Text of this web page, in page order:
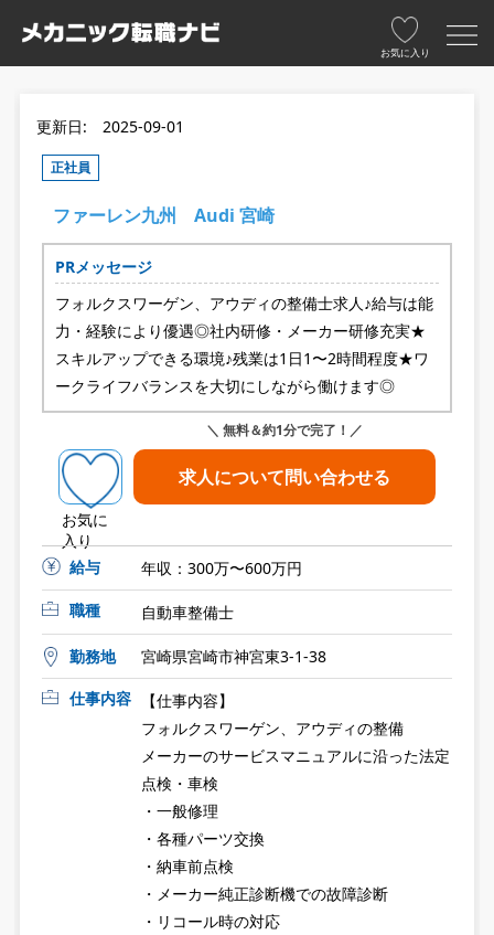
お気に入り
更新日: 2025-09-01
正社員
ファーレン九州 Audi 宮崎
PRメッセージ
フォルクスワーゲン、アウディの整備士求人♪給与は能
力・経験により優遇◎社内研修・メーカー研修充実★
スキルアップできる環境♪残業は1日1〜2時間程度★ワ
ークライフバランスを大切にしながら働けます◎
お気に
入り
＼ 無料＆約1分で完了！／
求人について問い合わせる
給与
年収：300万〜600万円
職種
自動車整備士
勤務地
宮崎県宮崎市神宮東3-1-38
仕事内容
【仕事内容】
フォルクスワーゲン、アウディの整備
メーカーのサービスマニュアルに沿った法定
点検・車検
・一般修理
・各種パーツ交換
・納車前点検
・メーカー純正診断機での故障診断
・リコール時の対応